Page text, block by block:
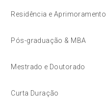
Residência e Aprimoramento
Pós-graduação & MBA
Mestrado e Doutorado
Curta Duração